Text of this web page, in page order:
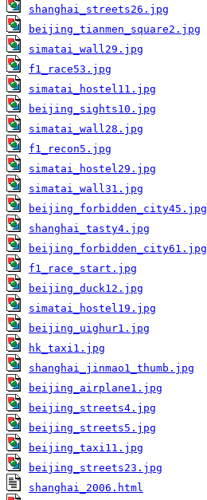
shanghai_streets26.jpg
beijing_tianmen_square2.jpg
simatai_wall29.jpg
f1_race53.jpg
simatai_hostel11.jpg
beijing_sights10.jpg
simatai_wall28.jpg
f1_recon5.jpg
simatai_hostel29.jpg
simatai_wall31.jpg
beijing_forbidden_city45.jpg
shanghai_tasty4.jpg
beijing_forbidden_city61.jpg
f1_race_start.jpg
beijing_duck12.jpg
simatai_hostel19.jpg
beijing_uighur1.jpg
hk_taxi1.jpg
shanghai_jinmao1_thumb.jpg
beijing_airplane1.jpg
beijing_streets4.jpg
beijing_streets5.jpg
beijing_taxi11.jpg
beijing_streets23.jpg
shanghai_2006.html